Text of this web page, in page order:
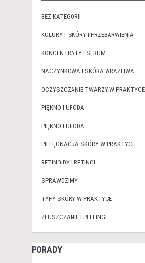
BEZ KATEGORII
KOLORYT SKÓRY I PRZEBARWIENIA
KONCENTRATY I SERUM
NACZYNKOWA I SKÓRA WRAŻLIWA
OCZYSZCZANIE TWARZY W PRAKTYCE
PIĘKNO I URODA
PIĘKNO I URODA
PIELĘGNACJA SKÓRY W PRAKTYCE
RETINOIDY I RETINOL
SPRAWDZIMY
TYPY SKÓRY W PRAKTYCE
ZŁUSZCZANIE I PEELINGI
PORADY